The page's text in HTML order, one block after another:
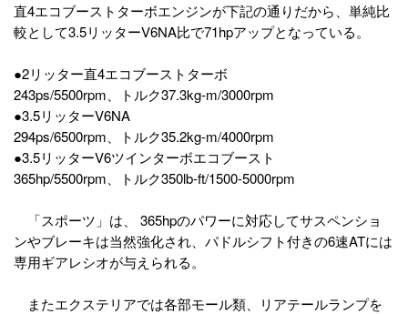
直4エコブーストターボエンジンが下記の通りだから、単純比
較として3.5リッターV6NA比で71hpアップとなっている。
●2リッター直4エコブーストターボ
243ps/5500rpm、トルク37.3kg-m/3000rpm
●3.5リッターV6NA
294ps/6500rpm、トルク35.2kg-m/4000rpm
●3.5リッターV6ツインターボエコブースト
365hp/5500rpm、トルク350lb-ft/1500-5000rpm
「スポーツ」は、 365hpのパワーに対応してサスペンショ
ンやブレーキは当然強化され、パドルシフト付きの6速ATには
専用ギアレシオが与えられる。
またエクステリアでは各部モール類、リアテールランプを